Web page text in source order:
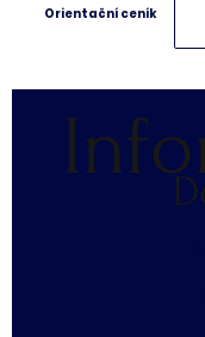
Orientační ceník